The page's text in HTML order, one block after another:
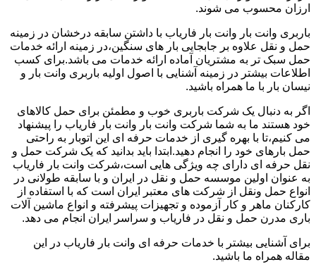
ارزان محسوب می شوند.
باربری وانت بار وانت بار فاریاب با داشتن سابقه درخشان در زمینه
حمل و نقل علاوه بر جابجایی بار های سنگین،در زمینه ارائه خدمات
حمل سبک تر به مشتریان آماده ارائه خدمات می باشد.برای کسب
اطلاعات بیشتر در زمینه آشنایی با اصول اولیه باربری وانت بار و
نیسان بار با ما همراه باشید.
اگر به دنبال یک شرکت باربری خوب و مطمئن برای حمل کالاهای
خود هستند ما به شما شرکت وانت بار وانت بار فاریاب را پیشنهاد
می کنیم،تا با بهره گیری از خدمات حرفه ای این اتوبار به راحتی
حمل بارهای خود را انجام دهید.ابتدا باید بدانید که یک شرکت حمل و
نقل حرفه ای دارای چه ویژگی هایی است،شرکت وانت بار فاریاب
به عنوان اولین موسسه حمل و نقل در ایران و با سابقه طولانی در
انواع حمل ونقل از شرکت های معتبر ایران است که با استفاده از
کارکنان ماهر و کار آزموده و تجهیزات پیشرفته و انواع ماشین آلات
باری مدرن حمل و نقل در فاریاب و سراسر ایران انجام می دهد.
برای آشنایی بیشتر با خدمات حرفه ای وانت بار فاریاب در این
مقاله همراه ما باشید.